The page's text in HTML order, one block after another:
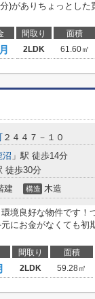
)がありちょっとし
間取り 面積
2LDK 61.60㎡
２４４７－１０
沼 」駅 徒歩14分
徒歩30分
建 構造 木造
境良好な物件です！
にお金がなくても初
間取り 面積
2LDK 59.28㎡